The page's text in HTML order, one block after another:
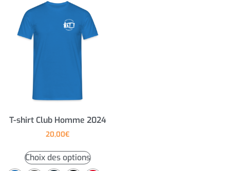
T-shirt Club Homme 2024
20,00€
Choix des options